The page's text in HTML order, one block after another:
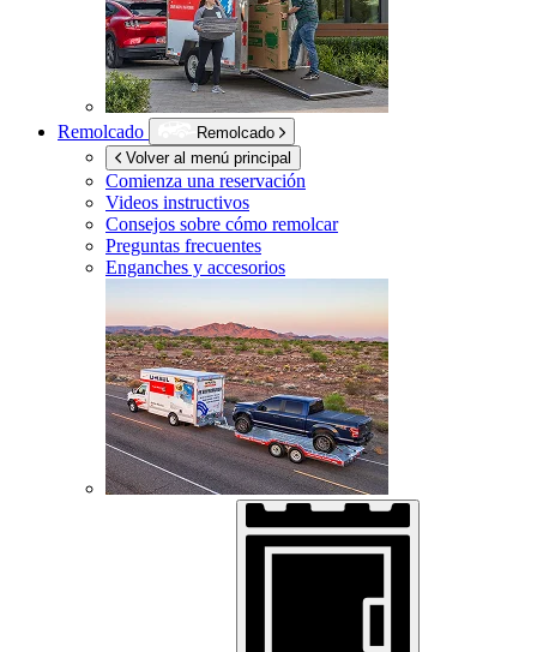
Remolcado
Remolcado
Volver al menú principal
Comienza una reservación
Videos instructivos
Consejos sobre cómo remolcar
Preguntas frecuentes
Enganches y accesorios